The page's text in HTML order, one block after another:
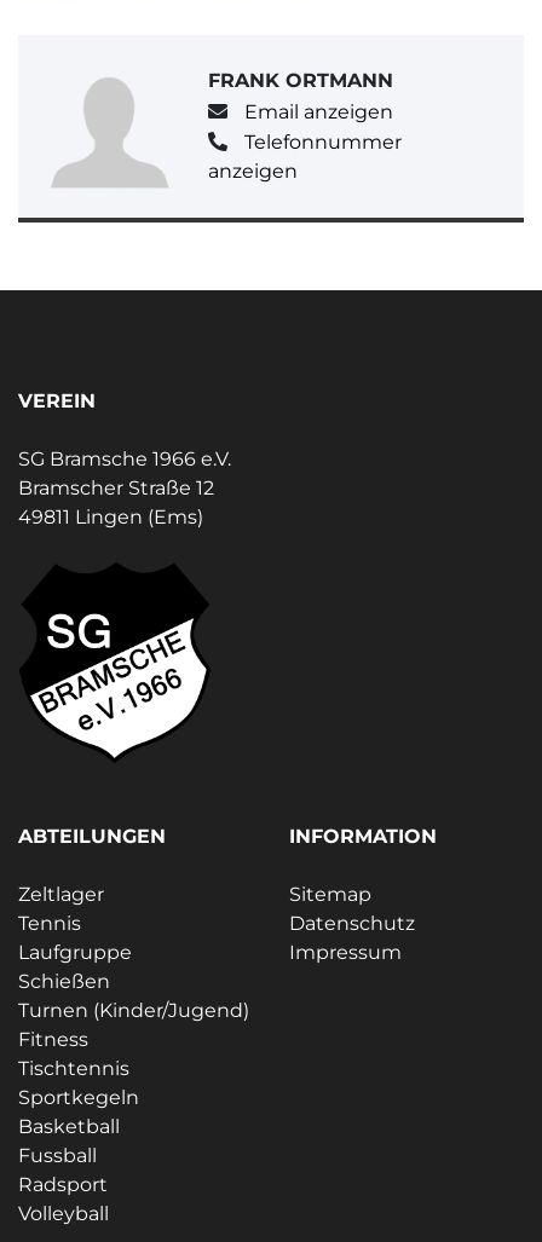
FRANK ORTMANN
Email anzeigen
Telefonnummer
anzeigen
VEREIN
SG Bramsche 1966 e.V.
Bramscher Straße 12
49811 Lingen (Ems)
ABTEILUNGEN
Zeltlager
Tennis
Laufgruppe
Schießen
Turnen (Kinder/Jugend)
Fitness
Tischtennis
Sportkegeln
Basketball
Fussball
Radsport
Volleyball
INFORMATION
Sitemap
Datenschutz
Impressum